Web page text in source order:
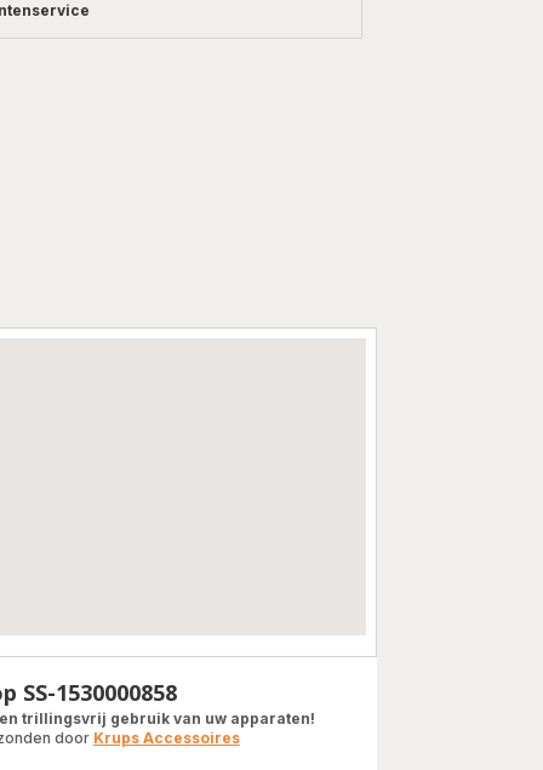
SS-1530000858
trillingsvrij gebruik van uw apparaten!
door Krups Accessoires